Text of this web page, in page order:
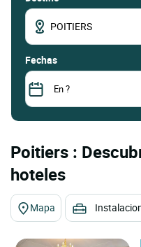
fechas
Poitiers :
hoteles
Mapa